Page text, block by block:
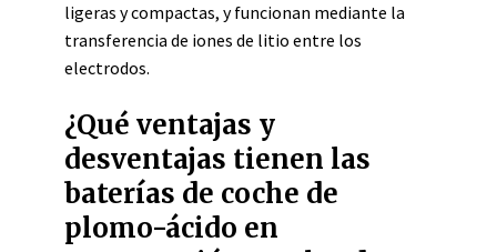
ligeras y compactas, y funcionan mediante la
transferencia de iones de litio entre los
electrodos.
¿Qué ventajas y
desventajas tienen las
baterías de coche de
plomo-ácido en